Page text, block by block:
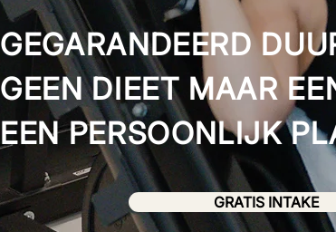
GEGARANDEERD
GEEN DIEET MAAR
EEN PERSOONLIJK
GRATIS INTAKE